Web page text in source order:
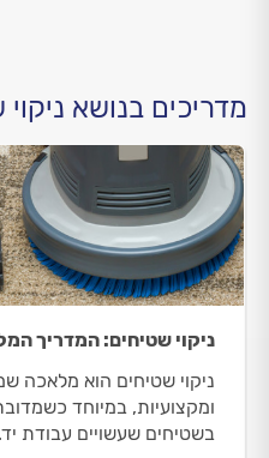
מדריכים בנושא
ניקוי שטיחים: המדריך
ניקוי שטיחים הוא מלאכה
ומקצועיות, במיוחד
בשטיחים שעשויים עבודת